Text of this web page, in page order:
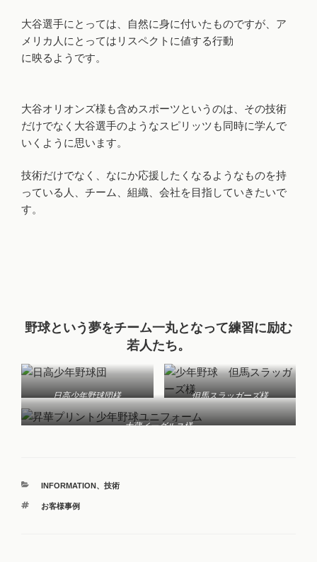
大谷選手にとっては、自然に身に付いたものですが、ア
メリカ人にとってはリスペクトに値する行動
に映るようです。
大谷オリオンズ様も含めスポーツというのは、その技術
だけでなく大谷選手のようなスピリッツも同時に学んで
いくように思います。
技術だけでなく、なにか応援したくなるようなものを持
っている人、チーム、組織、会社を目指していきたいで
す。
野球という夢をチーム一丸となって練習に励む
若人たち。
日高少年野球団様 但馬スラッガーズ様
大蔵イーグルス様
INFORMATION 、 技術
お客様事例